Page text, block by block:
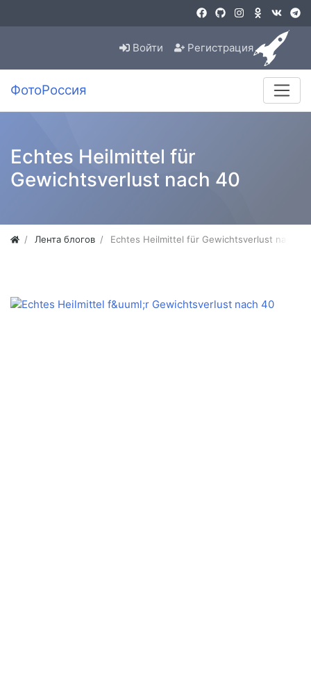
Войти Регистрация
ФотоРоссия
Echtes Heilmittel für
Gewichtsverlust nach 40
Лента блогов Echtes Heilmittel für Gewichtsverlust nach 40